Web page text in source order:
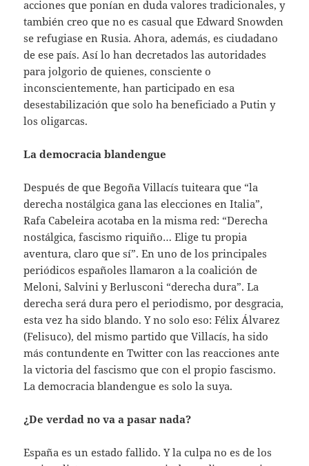
acciones que ponían en duda valores tradicionales, y
también creo que no es casual que Edward Snowden
se refugiase en Rusia. Ahora, además, es ciudadano
de ese país. Así lo han decretados las autoridades
para jolgorio de quienes, consciente o
inconscientemente, han participado en esa
desestabilización que solo ha beneficiado a Putin y
los oligarcas.
La democracia blandengue
Después de que Begoña Villacís tuiteara que “la
derecha nostálgica gana las elecciones en Italia”,
Rafa Cabeleira acotaba en la misma red: “Derecha
nostálgica, fascismo riquiño… Elige tu propia
aventura, claro que sí”. En uno de los principales
periódicos españoles llamaron a la coalición de
Meloni, Salvini y Berlusconi “derecha dura”. La
derecha será dura pero el periodismo, por desgracia,
esta vez ha sido blando. Y no solo eso: Félix Álvarez
(Felisuco), del mismo partido que Villacís, ha sido
más contundente en Twitter con las reacciones ante
la victoria del fascismo que con el propio fascismo.
La democracia blandengue es solo la suya.
¿De verdad no va a pasar nada?
España es un estado fallido. Y la culpa no es de los